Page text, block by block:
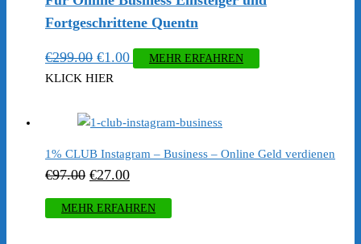
Fortgeschrittene Quentn
€299.00 Ursprünglicher
Preis
€299.00
€1.00Aktueller
€1.00.
MEHR ERFAHREN
KLICK HIER
1% CLUB Instagram – Business – Online Geld verdienen
€97.00 Ursprünglicher
Preis
war:
€27.00Aktueller
Preis
ist:
MEHR ERFAHREN